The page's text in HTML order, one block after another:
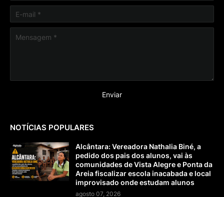
NOTÍCIAS POPULARES
Alcântara: Vereadora Nathalia Biné, a
pedido dos pais dos alunos, vai às
comunidades de Vista Alegre e Ponta da
Areia fiscalizar escola inacabada e local
improvisado onde estudam alunos
agosto 07, 2026